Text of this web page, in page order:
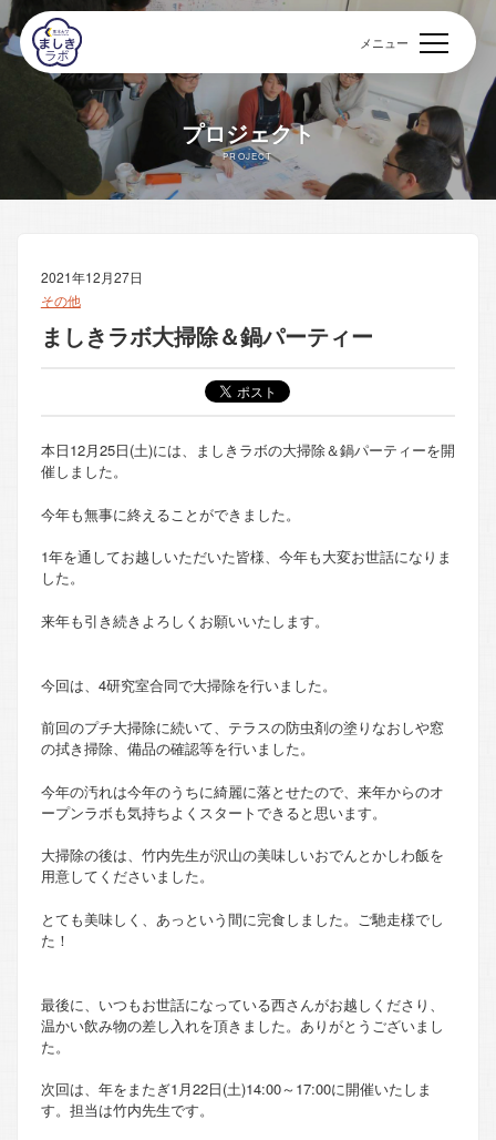
メニュー
プロジェクト
PROJECT
2021年12月27日
その他
ましきラボ大掃除＆鍋パーティー
本日12月25日(土)には、ましきラボの大掃除＆鍋パーティーを開
催しました。
今年も無事に終えることができました。
1年を通してお越しいただいた皆様、今年も大変お世話になりま
した。
来年も引き続きよろしくお願いいたします。
今回は、4研究室合同で大掃除を行いました。
前回のプチ大掃除に続いて、テラスの防虫剤の塗りなおしや窓
の拭き掃除、備品の確認等を行いました。
今年の汚れは今年のうちに綺麗に落とせたので、来年からのオ
ープンラボも気持ちよくスタートできると思います。
大掃除の後は、竹内先生が沢山の美味しいおでんとかしわ飯を
用意してくださいました。
とても美味しく、あっという間に完食しました。ご馳走様でし
た！
最後に、いつもお世話になっている西さんがお越しくださり、
温かい飲み物の差し入れを頂きました。ありがとうございまし
た。
次回は、年をまたぎ1月22日(土)14:00～17:00に開催いたしま
す。担当は竹内先生です。